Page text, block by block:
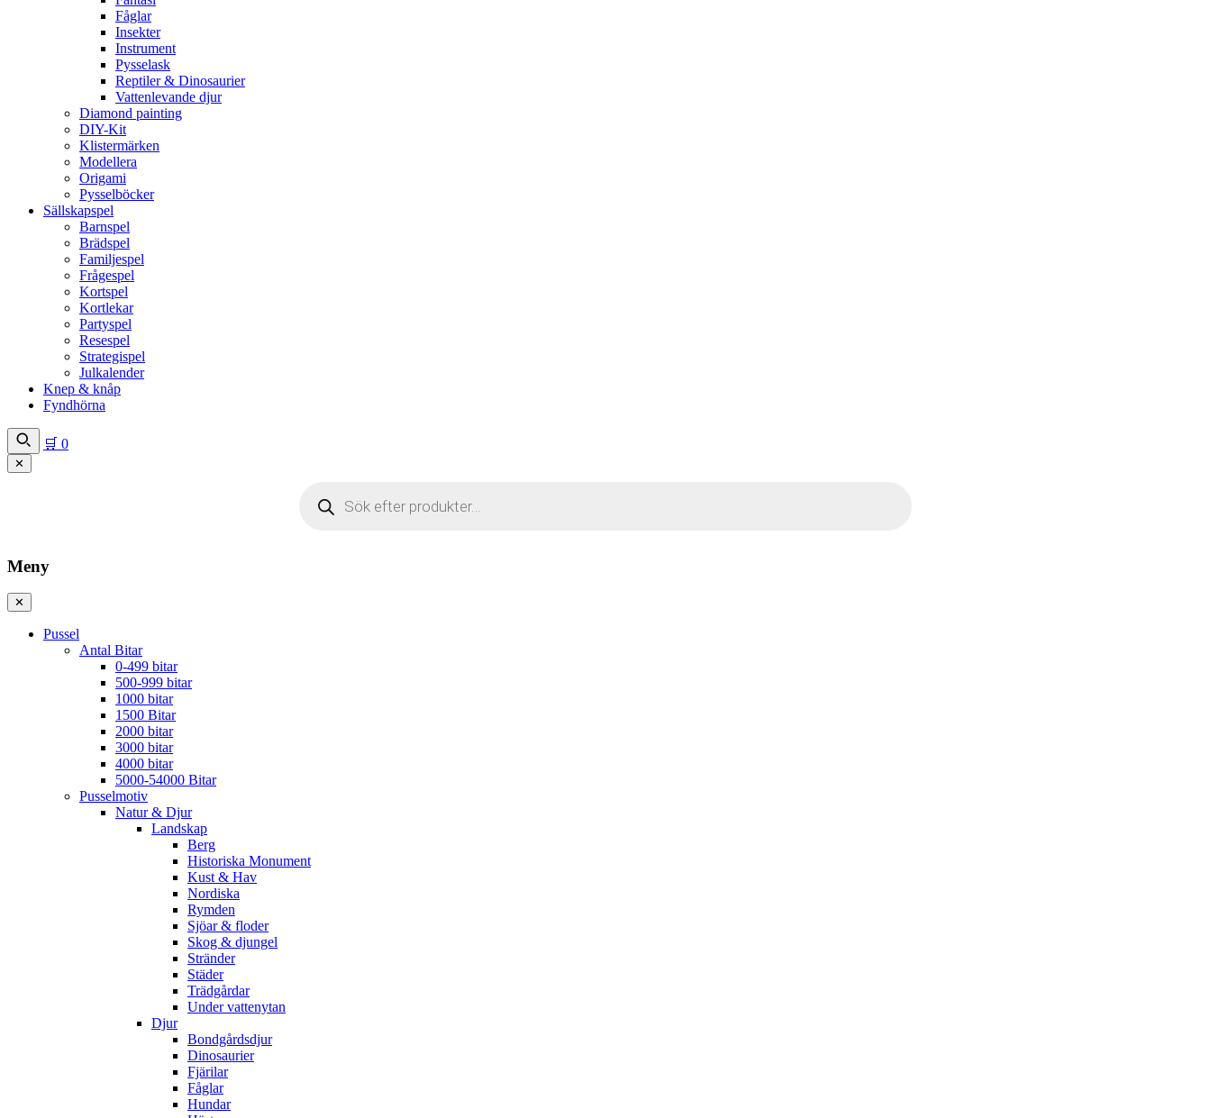
Fåglar
Insekter
Instrument
Pysselask
Reptiler & Dinosaurier
Vattenlevande djur
Diamond painting
DIY-Kit
Klistermärken
Modellera
Origami
Pysselböcker
Sällskapspel
Barnspel
Brädspel
Familjespel
Frågespel
Kortspel
Kortlekar
Partyspel
Resespel
Strategispel
Julkalender
Knep & knåp
Fyndhörna
🛒 0
✕
Meny
✕
Pussel
Antal Bitar
0-499 bitar
500-999 bitar
1000 bitar
1500 Bitar
2000 bitar
3000 bitar
4000 bitar
5000-54000 Bitar
Pusselmotiv
Natur & Djur
Landskap
Berg
Historiska Monument
Kust & Hav
Nordiska
Rymden
Sjöar & floder
Skog & djungel
Stränder
Städer
Trädgårdar
Under vattenytan
Djur
Bondgårdsdjur
Dinosaurier
Fjärilar
Fåglar
Hundar